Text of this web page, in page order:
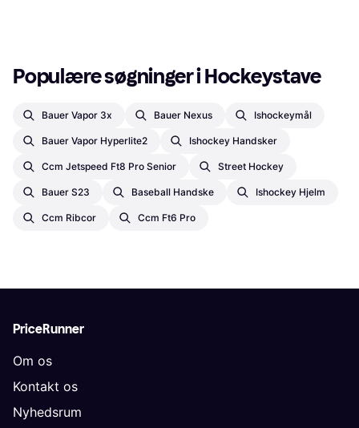
Populære søgninger i Hockeystave
Bauer Vapor 3x Bauer Nexus Ishockeymål
Bauer Vapor Hyperlite2 Ishockey Handsker
Ccm Jetspeed Ft8 Pro Senior Street Hockey
Bauer S23 Baseball Handske Ishockey Hjelm
Ccm Ribcor Ccm Ft6 Pro
PriceRunner
Om os
Kontakt os
Nyhedsrum